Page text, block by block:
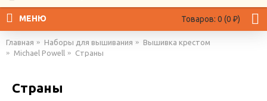
Товаров: 0 (0 ₽)
МЕНЮ
Главная Наборы для вышивания
Вышивка крестом
Michael Powell
Страны
Страны